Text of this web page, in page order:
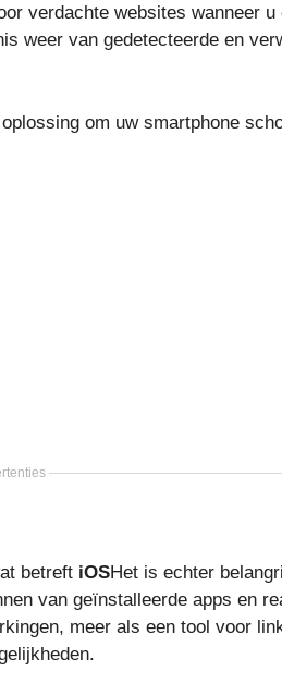
verdachte websites wanneer
weer van gedetecteerde en
om uw smartphone
betreft iOSHet is echter
van geïnstalleerde apps en
meer als een tool voor